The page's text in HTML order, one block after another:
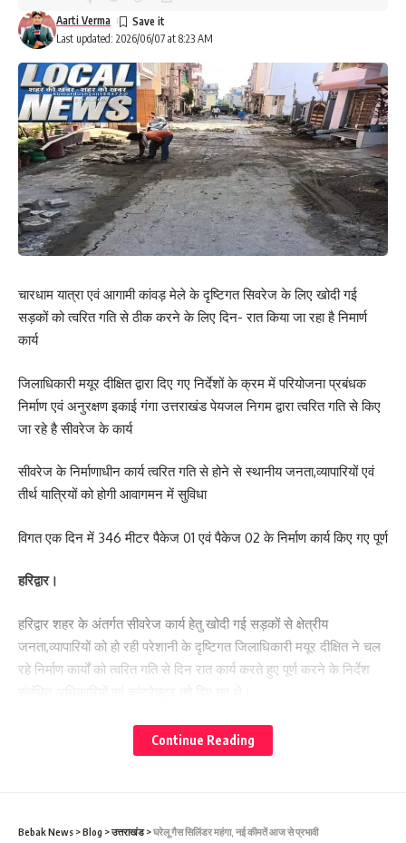
Last updated: 2026/06/07 at 8:23 AM
Aarti Verma
चारधाम यात्रा एवं आगामी कांवड़ मेले के दृष्टिगत सिवरेज के लिए खोदी गई
सड़कों को त्वरित गति से ठीक करने के लिए दिन- रात किया जा रहा है निमार्ण
कार्य
जिलाधिकारी मयूर दीक्षित द्वारा दिए गए निर्देशों के क्रम में परियोजना प्रबंधक
निर्माण एवं अनुरक्षण इकाई गंगा उत्तराखंड पेयजल निगम द्वारा त्वरित गति से किए
जा रहे है सीवरेज के कार्य
सीवरेज के निर्माणाधीन कार्य त्वरित गति से होने से स्थानीय जनता,व्यापारियों एवं
तीर्थ यात्रियों को होगी आवागमन में सुविधा
विगत एक दिन में 346 मीटर पैकेज 01 एवं पैकेज 02 के निर्माण कार्य किए गए पूर्ण
हरिद्वार।
हरिद्वार शहर के अंतर्गत सीवरेज कार्य हेतु खोदी गई सड़कों से क्षेत्रीय
जनता,व्यापारियों को हो रही परेशानी के दृष्टिगत जिलाधिकारी मयूर दीक्षित ने चल
रहे निर्माण कार्यों को त्वरित गति से दिन रात कार्य करते हुए पूर्ण करने के निर्देश
हेतु जो भी सड़के खोदी गयी है उन सड़कों का हर हाल में मरम्मत कार्य पूर्ण कर
लिया जाए,जिसके अनुपालन में कार्य तीव्र गति से किए जा रहे है।
केएफडब्लयू वित्त पोषित हरिद्वार जलोत्सारण योजना पैकेज 01 एवं पैकेज 02 के
Continue Reading
Bebak News >Blog >उत्तराखंड>घरेलू गैस सिलिंडर महंगा, नई कीमतें आज से प्रभावी